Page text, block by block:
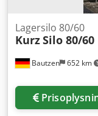
Bautzen 652 km
Lagersilo 80/60
KurzSilo 80/60